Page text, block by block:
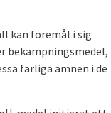
kan föremål i sig
bekämpningsmedel,
farliga ämnen i de